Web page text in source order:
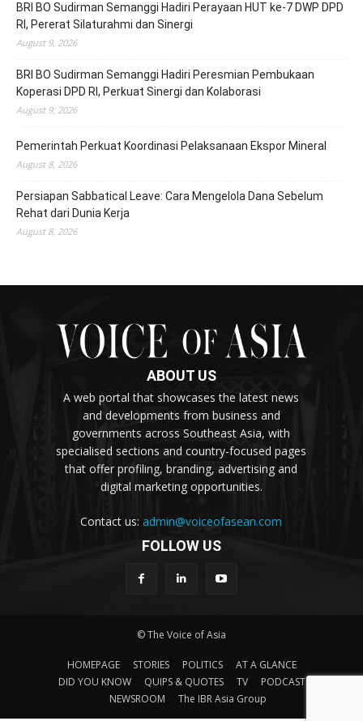
BRI BO Sudirman Semanggi Hadiri Perayaan HUT ke-7 DWP DPD
RI, Pererat Silaturahmi dan Sinergi
August 9, 2026
BRI BO Sudirman Semanggi Hadiri Peresmian Pembukaan
Koperasi DPD RI, Perkuat Sinergi dan Kolaborasi
August 9, 2026
Pemerintah Perkuat Koordinasi Pelaksanaan Ekspor Mineral
August 8, 2026
Persiapan Sabbatical Leave: Cara Mengelola Dana Sebelum
Rehat dari Dunia Kerja
August 8, 2026
ABOUT US
A web portal that showcases the latest news
and developments from business and
governments across Southeast Asia, with
specialised sections and country-focused pages
that offer profiling, branding, advertising and
digital marketing opportunities.
Contact us:admin@voiceofasean.com
FOLLOW US
© The Voice of Asia
HOMEPAGE STORIES POLITICS
AT A GLANCE
DID YOU KNOW
QUIPS & QUOTES TV
PODCAST
NEWSROOM
The IBR Asia Group